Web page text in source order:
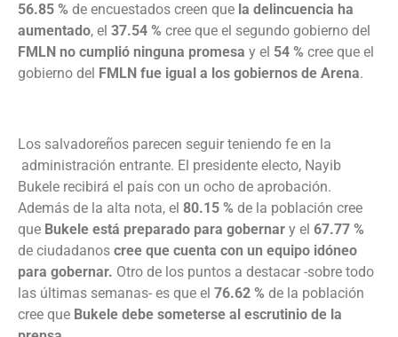
56.85 % de encuestados creen que la delincuencia ha
aumentado, el 37.54 % cree que el segundo gobierno del
FMLN no cumplió ninguna promesa y el 54 % cree que el
gobierno del FMLN fue igual a los gobiernos de Arena.
Los salvadoreños parecen seguir teniendo fe en la
administración entrante. El presidente electo, Nayib
Bukele recibirá el país con un ocho de aprobación.
Además de la alta nota, el 80.15 % de la población cree
que Bukele está preparado para gobernar y el 67.77 %
de ciudadanos cree que cuenta con un equipo idóneo
para gobernar. Otro de los puntos a destacar -sobre todo
las últimas semanas- es que el 76.62 % de la población
cree que Bukele debe someterse al escrutinio de la